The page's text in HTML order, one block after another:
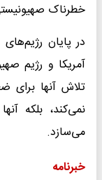
خطرناک
در پایان
آمریکا و رژیم
تلاش آنها برای
نمی‌کند، بلکه
می‌سازد.
خبرنامه